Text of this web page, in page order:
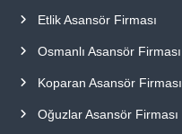
Etlik Asansör Firması
Osmanlı Asansör Firması
Koparan Asansör Firması
Oğuzlar Asansör Firması